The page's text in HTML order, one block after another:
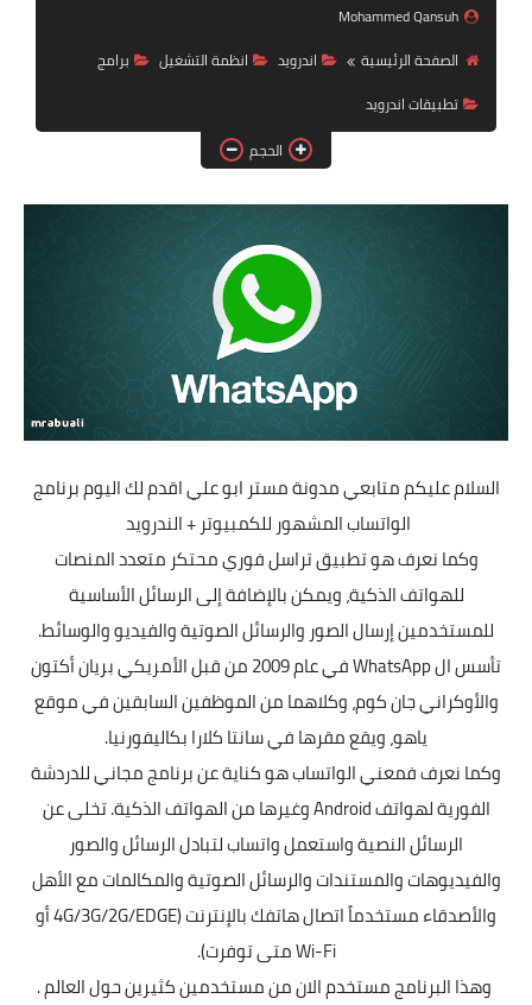
ويندوز 7
اندرويد
العاب
مراجعات
الربح من الانترنت
Mohammed Qansuh
الصفحة الرئيسية
اندرويد انظمة التشغيل
برامج
تطبيقات اندرويد
الحجم
السلام عليكم متابعي مدونة مستر ابو علي اقدم لك اليوم برنامج
الواتساب المشهور للكمبيوتر + الندرويد
وكما نعرف هو تطبيق تراسل فوري محتكر متعدد المنصات
للهواتف الذكية، ويمكن بالإضافة إلى الرسائل الأساسية
للمستخدمين إرسال الصور والرسائل الصوتية والفيديو والوسائط.
تأسس ال WhatsApp في عام 2009 من قبل الأمريكي بريان أكتون
والأوكراني جان كوم، وكلاهما من الموظفين السابقين في موقع
ياهو، ويقع مقرها في سانتا كلارا بكاليفورنيا.
وكما نعرف فمعني الواتساب هو كناية عن برنامج مجاني للدردشة
الفورية لهواتف Android وغيرها من الهواتف الذكية. تخلى عن
الرسائل النصية واستعمل واتساب لتبادل الرسائل والصور
والفيديوهات والمستندات والرسائل الصوتية والمكالمات مع الأهل
والأصدقاء مستخدماً اتصال هاتفك بالإنترنت (4G/3G/2G/EDGE أو
Wi-Fi متى توفرت).
وهذا البرنامج مستخدم الان من مستخدمين كثيرين حول العالم .